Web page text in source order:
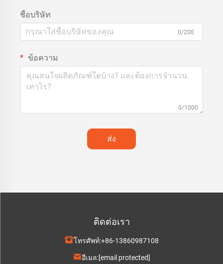
ชื่อบริษัท
0/200
ข้อความ
0/1000
ส่ง
ติดต่อเรา
โทรศัพท์:+86-13860987108
อีเมล:[email protected]